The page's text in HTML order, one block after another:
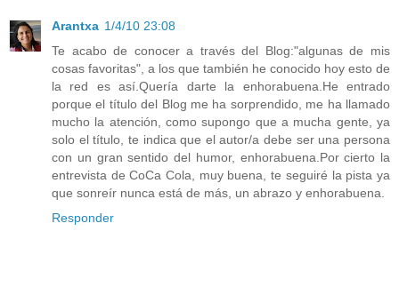
Arantxa 1/4/10 23:08
Te acabo de conocer a través del Blog:"algunas de mis
cosas favoritas", a los que también he conocido hoy esto de
la red es así.Quería darte la enhorabuena.He entrado
porque el título del Blog me ha sorprendido, me ha llamado
mucho la atención, como supongo que a mucha gente, ya
solo el título, te indica que el autor/a debe ser una persona
con un gran sentido del humor, enhorabuena.Por cierto la
entrevista de CoCa Cola, muy buena, te seguiré la pista ya
que sonreír nunca está de más, un abrazo y enhorabuena.
Responder